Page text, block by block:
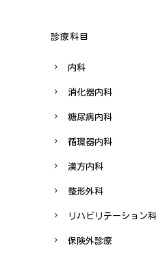
診療科目
内科
消化器内科
糖尿病内科
循環器内科
漢方内科
整形外科
リハビリテーション科
保険外診療